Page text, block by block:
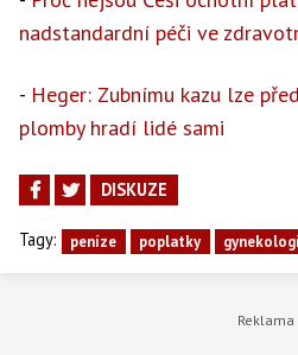
nadstandardní péči ve
- Heger: Zubnímu kazu lze
plomby hradí lidé sami
DISKUZE
Tagy: peníze poplatky